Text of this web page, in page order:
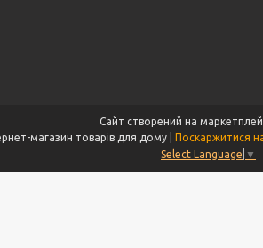
Сайт створений на
Поскаржитися
Select Language ▼